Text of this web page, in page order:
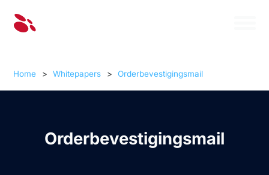
Home > Whitepapers > Orderbevestigingsmail
Orderbevestigingsmail